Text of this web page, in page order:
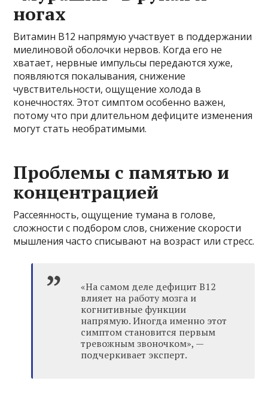
ногах
Витамин B12 напрямую участвует в поддержании
миелиновой оболочки нервов. Когда его не
хватает, нервные импульсы передаются хуже,
появляются покалывания, снижение
чувствительности, ощущение холода в
конечностях. Этот симптом особенно важен,
потому что при длительном дефиците изменения
могут стать необратимыми.
Проблемы с памятью и
концентрацией
Рассеянность, ощущение тумана в голове,
сложности с подбором слов, снижение скорости
мышления часто списывают на возраст или стресс.
«На самом деле дефицит B12
влияет на работу мозга и
когнитивные функции
напрямую. Иногда именно этот
симптом становится первым
тревожным звоночком», —
подчеркивает эксперт.